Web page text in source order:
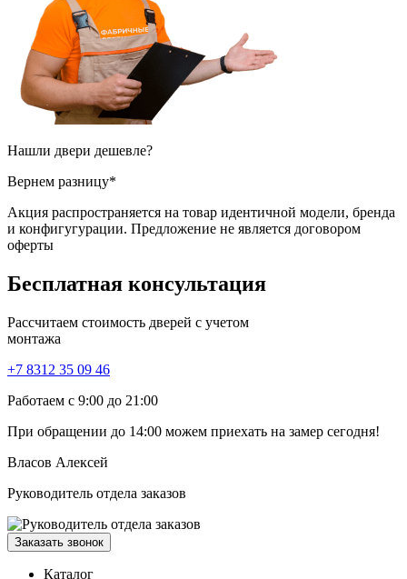
Нашли двери дешевле?
Вернем разницу*
Акция распространяется на товар идентичной модели, бренда
и конфигугурации. Предложение не является договором
оферты
Бесплатная консультация
Рассчитаем стоимость дверей с учетом
монтажа
+7 8312 35 09 46
Работаем с 9:00 до 21:00
При обращении до 14:00 можем приехать на замер сегодня!
Власов Алексей
Руководитель отдела заказов
Заказать звонок
Каталог